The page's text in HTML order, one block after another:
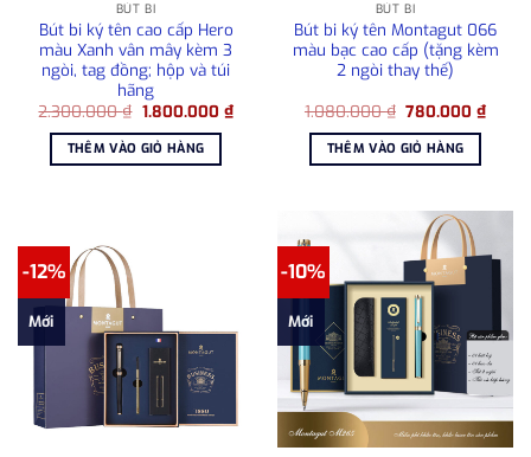
BÚT BI
Bút bi ký tên cao cấp Hero
màu Xanh vân mây kèm 3
ngòi, tag đồng; hộp và túi
hãng
2.300.000₫ Giá
là:
2.300.000 ₫.
1.800.000 ₫Giá
1.800.000 ₫.
THÊM VÀO GIỎ HÀNG
BÚT BI
Bút bi ký tên Montagut 066
màu bạc cao cấp (tặng kèm
2 ngòi thay thế)
1.080.000₫ Giá
là:
1.080.000 ₫.
780.000₫Giá
THÊM VÀO GIỎ HÀNG
-12%
Mới
-10%
Mới